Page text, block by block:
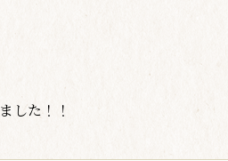
した！！